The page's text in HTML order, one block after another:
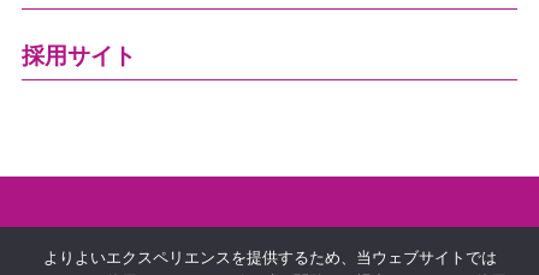
採用サイト
プライバシーポリシー
よりよいエクスペリエンスを提供するため、当ウェブサイトでは